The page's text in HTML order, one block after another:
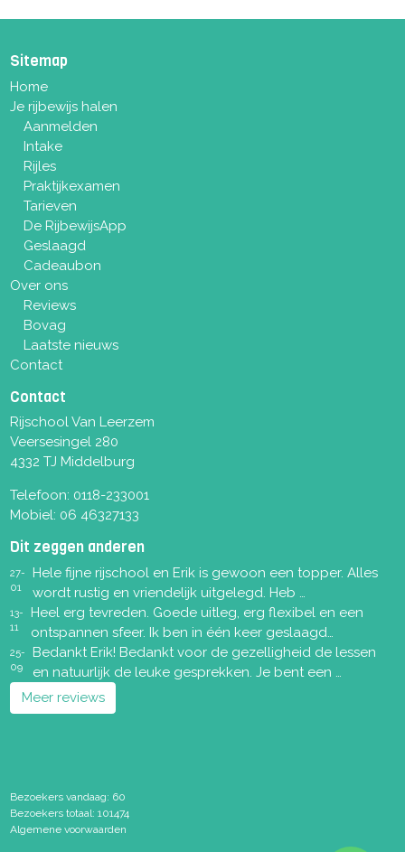
Sitemap
Home
Je rijbewijs halen
Aanmelden
Intake
Rijles
Praktijkexamen
Tarieven
De RijbewijsApp
Geslaagd
Cadeaubon
Over ons
Reviews
Bovag
Laatste nieuws
Contact
Contact
Rijschool Van Leerzem
Veersesingel 280
4332 TJ Middelburg
Telefoon: 0118-233001
Mobiel: 06 46327133
Dit zeggen anderen
27-
01
Hele fijne rijschool en Erik is gewoon een topper. Alles
wordt rustig en vriendelijk uitgelegd. Heb …
13-
11
Heel erg tevreden. Goede uitleg, erg flexibel en een
ontspannen sfeer. Ik ben in één keer geslaagd…
25-
09
Bedankt Erik! Bedankt voor de gezelligheid de lessen
en natuurlijk de leuke gesprekken. Je bent een …
Meer reviews
Bezoekers vandaag: 60
Bezoekers totaal: 101474
Algemene voorwaarden